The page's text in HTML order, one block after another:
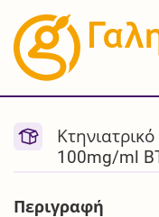
100mg/ml
Περιγραφή